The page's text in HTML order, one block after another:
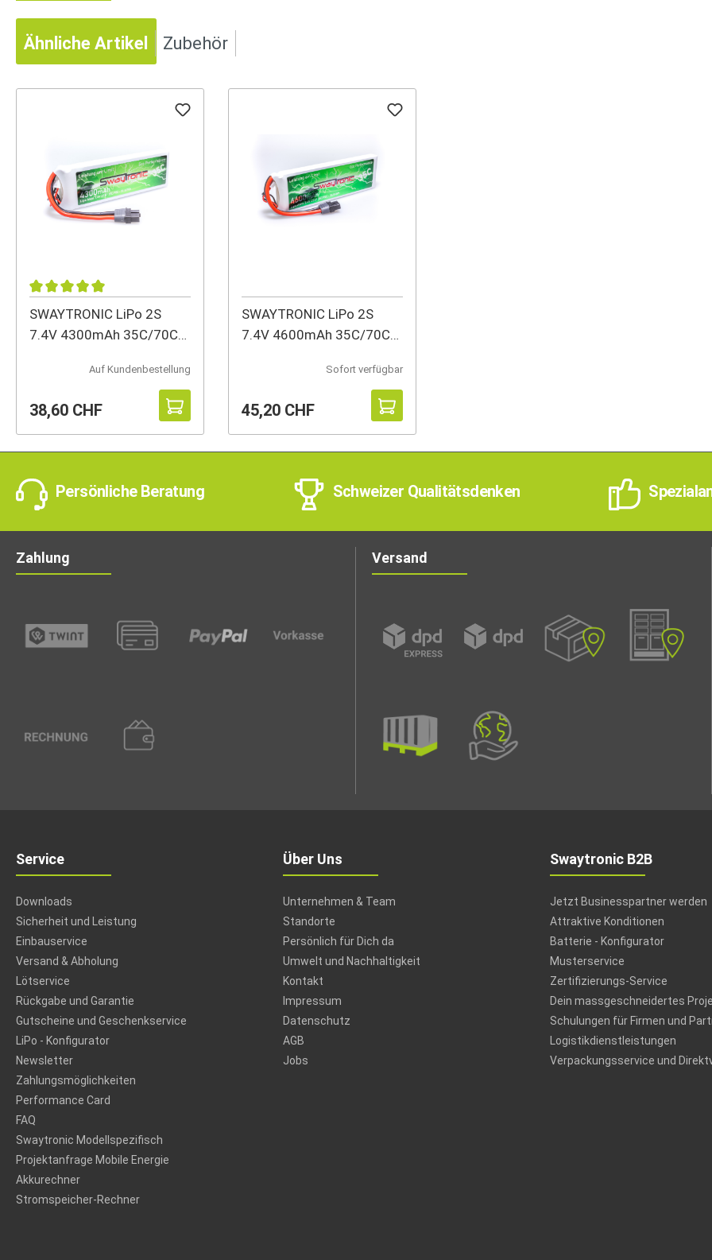
Ähnliche Artikel Zubehör
SWAYTRONIC LiPo 2S
7.4V 4300mAh 35C/70C
Auf Kundenbestellung
38,60 CHF
SWAYTRONIC LiPo 2S
7.4V 4600mAh 35C/70C
Sofort verfügbar
45,20 CHF
Persönliche Beratung Schweizer Qualitätsdenken
Zahlung Versand
Service
Downloads
Sicherheit und Leistung
Einbauservice
Versand & Abholung
Lötservice
Rückgabe und Garantie
Gutscheine und Geschenkservice
LiPo - Konfigurator
Newsletter
Zahlungsmöglichkeiten
Performance Card
FAQ
Swaytronic Modellspezifisch
Projektanfrage Mobile Energie
Akkurechner
Stromspeicher-Rechner
Über Uns
Unternehmen & Team
Standorte
Persönlich für Dich da
Umwelt und Nachhaltigkeit
Kontakt
Impressum
Datenschutz
AGB
Jobs
Swaytronic B2B
Jetzt Businesspartner werden
Attraktive Konditionen
Batterie - Konfigurator
Musterservice
Zertifizierungs-Service
Dein massgeschneidertes
Schulungen für Firmen und
Logistikdienstleistungen
Verpackungsservice und